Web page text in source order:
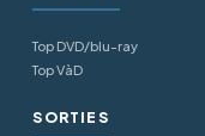
Top DVD/blu-ray
Top VàD
SORTIES